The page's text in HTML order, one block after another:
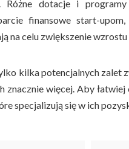
Różne dotacje i
finansowe start-
na celu zwiększenie
kilka potencjalnych zalet
znacznie więcej. Aby
specjalizują się w ich